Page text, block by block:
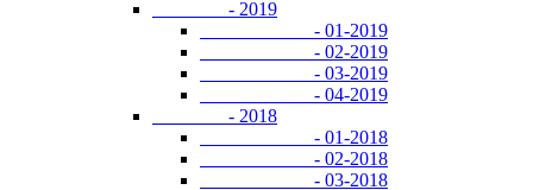
- 2019
- 01-2019
- 02-2019
- 03-2019
- 04-2019
- 2018
- 01-2018
- 02-2018
- 03-2018